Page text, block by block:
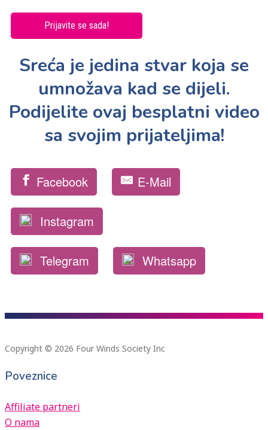
Prijavite se sada!
Sreća je jedina stvar koja se
umnožava kad se dijeli.
Podijelite ovaj besplatni video
sa svojim prijateljima!
Facebook E-Mail
Instagram
Telegram Whatsapp
Copyright © 2026 Four Winds Society Inc
Poveznice
Affiliate partneri
O nama